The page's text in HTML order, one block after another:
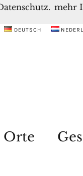
DEUTSCH
Orte
mehr